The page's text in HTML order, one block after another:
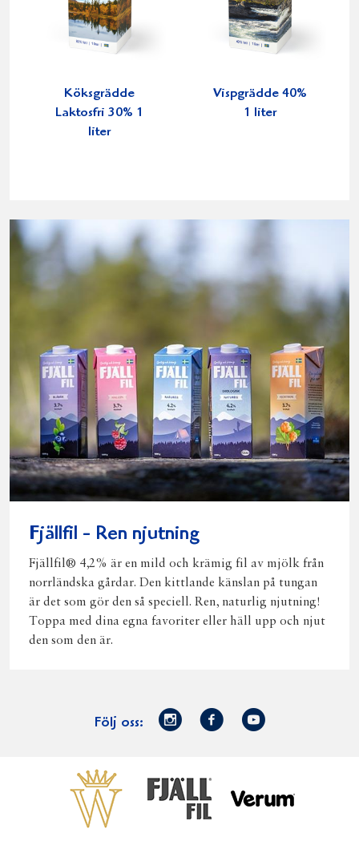
Köksgrädde
Laktosfri 30% 1
liter
Vispgrädde 40%
1 liter
Fjällfil - Ren njutning
Fjällfil® 4,2% är en mild och krämig fil av mjölk från
norrländska gårdar. Den kittlande känslan på tungan
är det som gör den så speciell. Ren, naturlig njutning!
Toppa med dina egna favoriter eller häll upp och njut
den som den är.
Följ oss:
Norrmejerier
Facebook
Youtube
Gör gott för
Norrländska
VästerbottensostFjällfil